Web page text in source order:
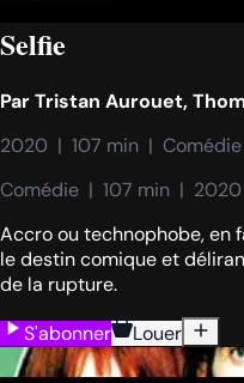
Selfie
ParTristan Aurouet,
2020  |  107 min  |  Comédie
Comédie  |  107 min  |  2020
Accro ou technophobe, en
le destin comique et
de la rupture.
S'abonner
Louer